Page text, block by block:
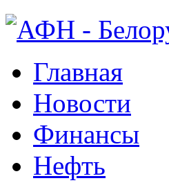
Главная
Новости
Финансы
Нефть